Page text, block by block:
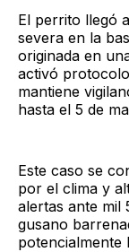
El perrito llegó
severa en la
originada en
activó
mantiene
hasta el 5 de
Este caso se
por el clima y
alertas ante mil
gusano
potencialmente